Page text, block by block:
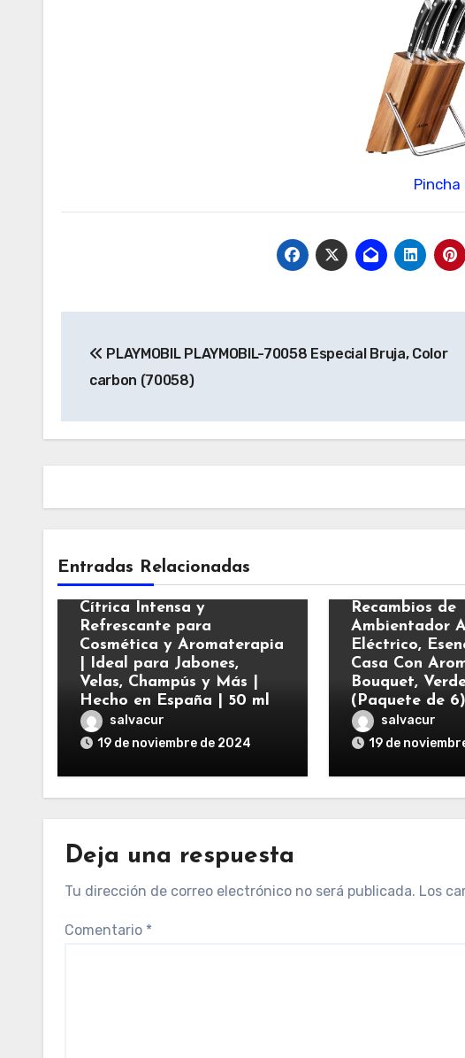
de
PLAYMOBIL PLAYMOBIL-70058 Especial Bruja, Color
carbon (70058)
Entradas Relacionadas
Esencia Aromática de
Mandarina | Fragancia
Cítrica Intensa y
Refrescante para
Cosmética y Aromaterapia
| Ideal para Jabones,
Velas, Champús y Más |
Hecho en España | 50 ml
salvacur
19 de noviembre de 2024
Air Wick
Recambios de
Ambientador
Eléctrico,
Casa Con
Bouquet,
(Paquete de 6)
salvacur
19 de
Deja una respuesta
Tu dirección de correo electrónico no será publicada. Los
Comentario *